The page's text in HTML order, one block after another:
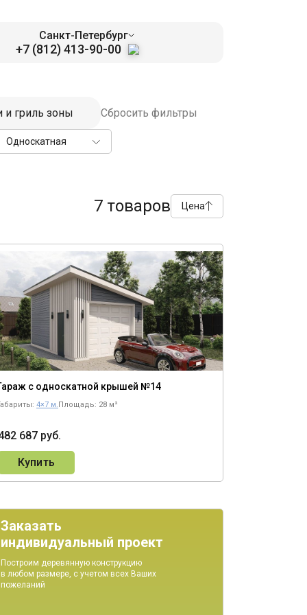
Санкт-Петербург
+7 (812) 413-90-00
и гриль зоны Сбросить фильтры
Односкатная
7 товаров Цена
с односкатной крышей №14
4×7 м.Площадь: 28 м²
687 руб.
Купить
Заказать
индивидуальный проект
Построим деревянную конструкцию
в любом размере, с учетом всех Ваших
пожеланий